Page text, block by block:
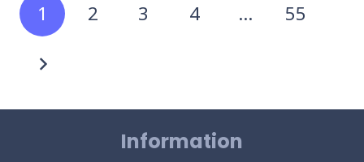
1 2 3 4 … 55
Information